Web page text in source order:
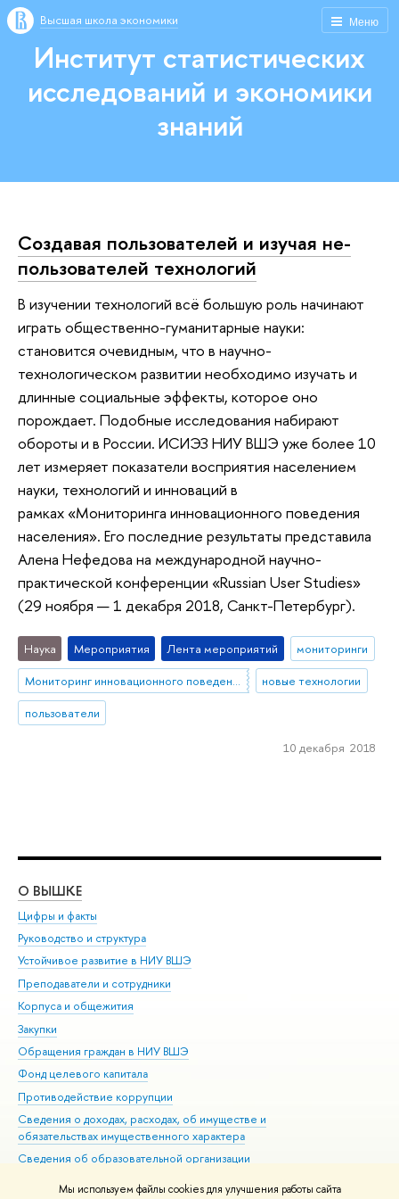
Мы используем файлы cookies для улучшения работы сайта
Меню
Высшая школа экономики
Институт статистических
исследований и экономики
знаний
Создавая пользователей и изучая не-
пользователей технологий
В изучении технологий всё большую роль начинают
играть общественно-гуманитарные науки:
становится очевидным, что в научно-
технологическом развитии необходимо изучать и
длинные социальные эффекты, которое оно
порождает. Подобные исследования набирают
обороты и в России. ИСИЭЗ НИУ ВШЭ уже более 10
лет измеряет показатели восприятия населением
науки, технологий и инноваций в
рамках «Мониторинга инновационного поведения
населения». Его последние результаты представила
Алена Нефедова на международной научно-
практической конференции «Russian User Studies»
(29 ноября — 1 декабря 2018, Санкт-Петербург).
Наука Мероприятия Лента мероприятий
мониторинги
Мониторинг инновационного поведения населения
новые технологии
пользователи
10 декабря 2018
О ВЫШКЕ
Цифры и факты
Руководство и структура
Устойчивое развитие в НИУ ВШЭ
Преподаватели и сотрудники
Корпуса и общежития
Закупки
Обращения граждан в НИУ ВШЭ
Фонд целевого капитала
Противодействие коррупции
Сведения о доходах, расходах, об имуществе и
обязательствах имущественного характера
Сведения об образовательной организации
Людям с ограниченными возможностями здоровья